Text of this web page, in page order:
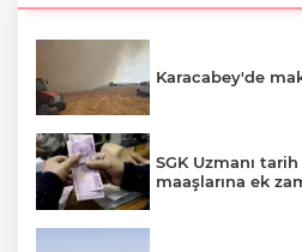
Karacabey'de
SGK Uzmanı
maaşlarına ek